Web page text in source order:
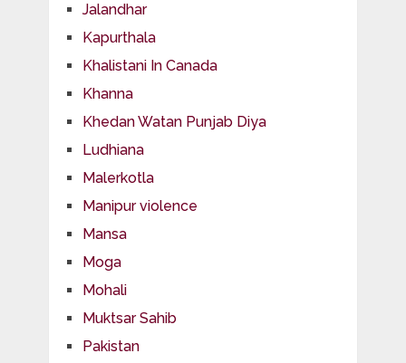
Jalandhar
Kapurthala
Khalistani In Canada
Khanna
Khedan Watan Punjab Diya
Ludhiana
Malerkotla
Manipur violence
Mansa
Moga
Mohali
Muktsar Sahib
Pakistan